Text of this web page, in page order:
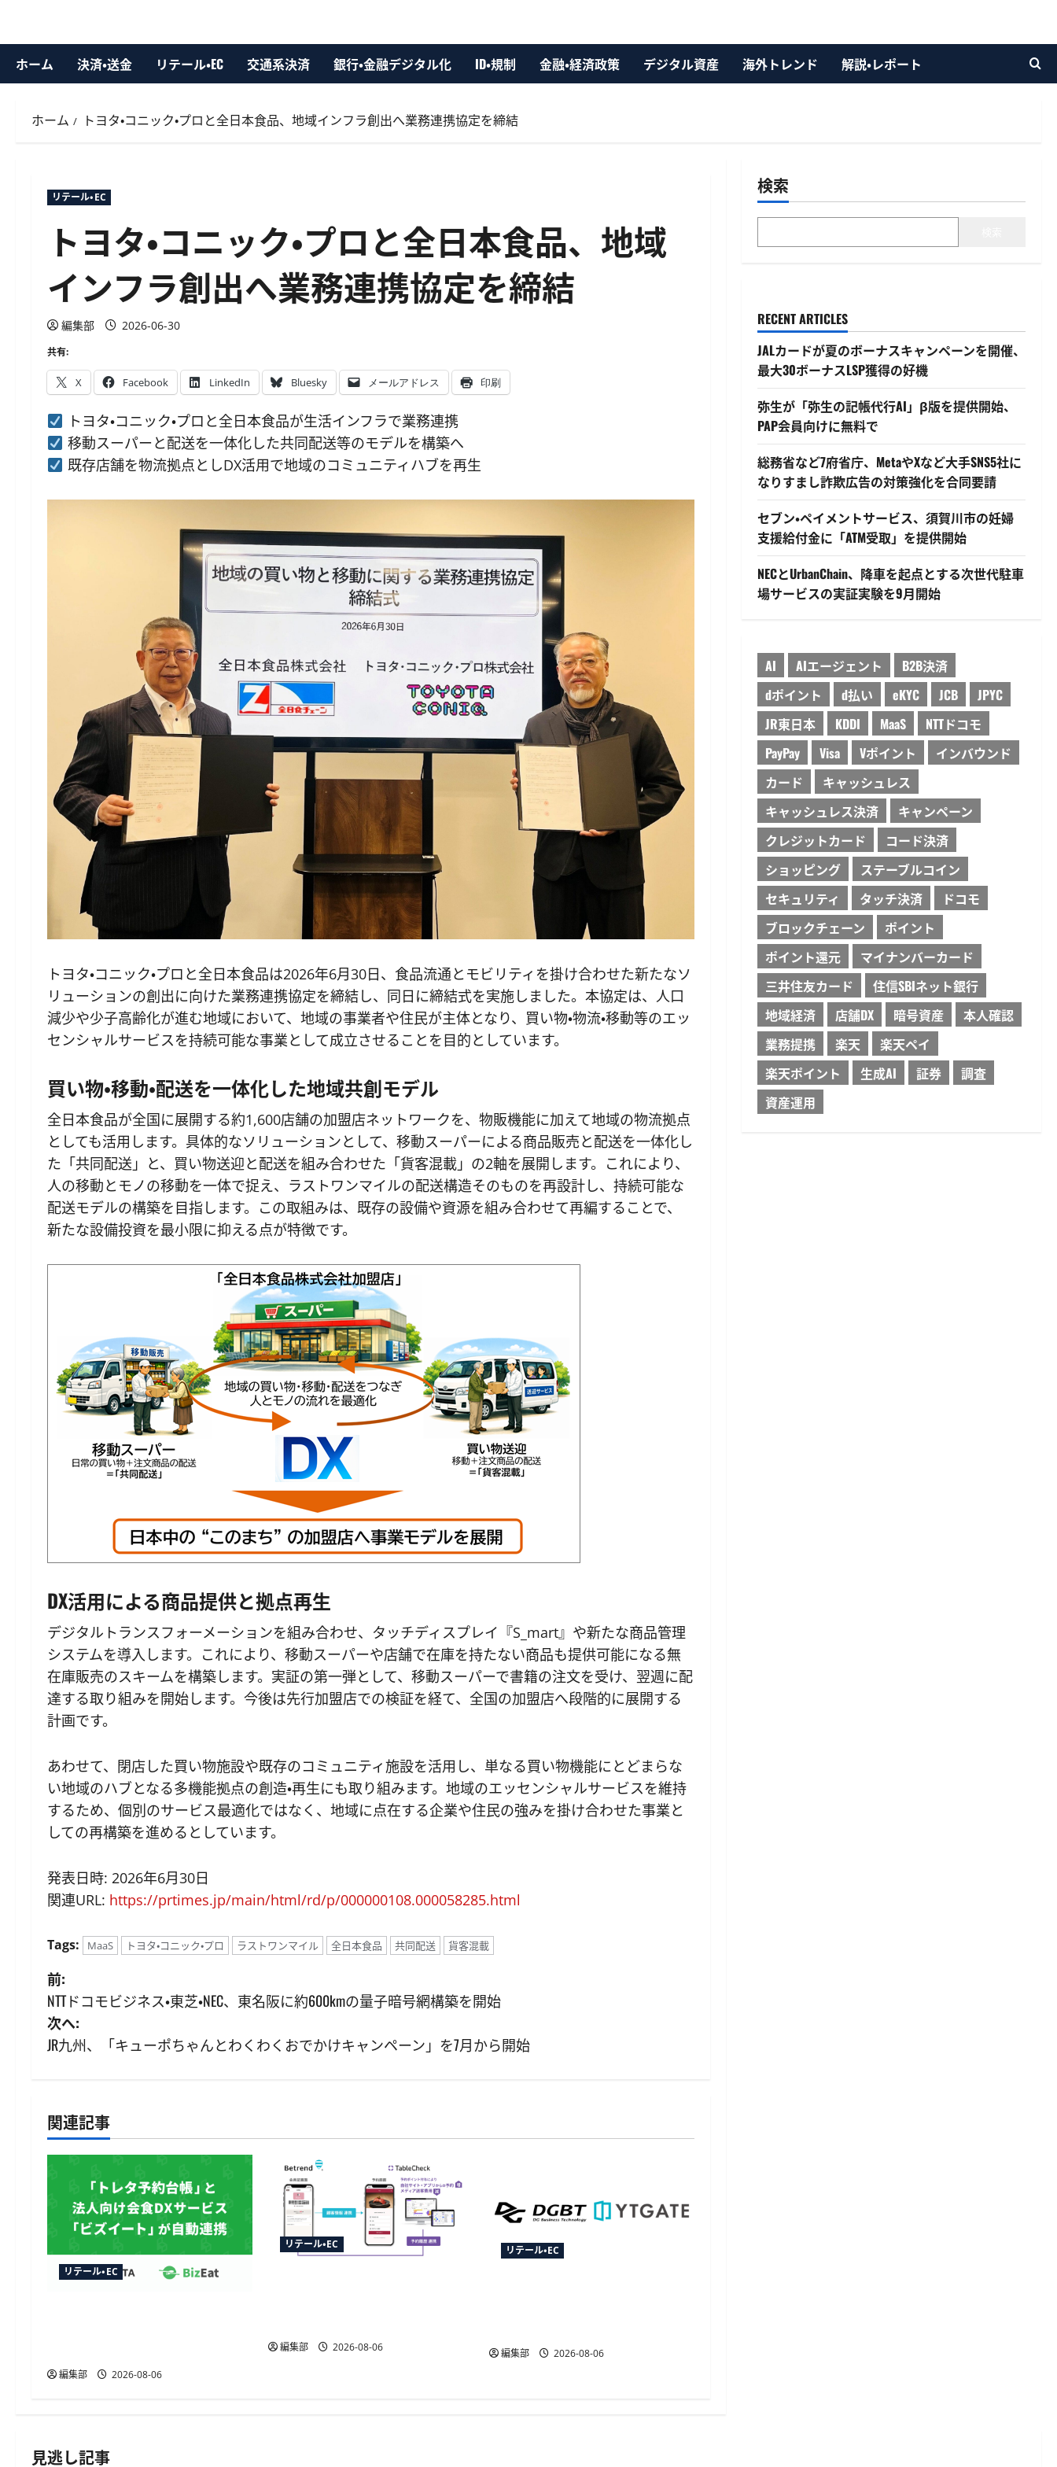
ホーム 決済・送金 リテール・EC 交通系決済 銀行・金融デジタル化 ID・規制 金融・経済政策 デジタル資産 海外トレンド 解説・レポート
ホーム トヨタ・コニック・プロと全日本食品、地域インフラ創出へ業務連携協定を締結
リテール・EC
トヨタ・コニック・プロと全日本食品、地域
インフラ創出へ業務連携協定を締結
編集部 2026-06-30
共有:
X Facebook LinkedIn Bluesky メールアドレス 印刷
トヨタ・コニック・プロと全日本食品が生活インフラで業務連携
移動スーパーと配送を一体化した共同配送等のモデルを構築へ
既存店舗を物流拠点としDX活用で地域のコミュニティハブを再生
トヨタ・コニック・プロと全日本食品は2026年6月30日、食品流通とモビリティを掛け合わせた新たなソ
リューションの創出に向けた業務連携協定を締結し、同日に締結式を実施しました。本協定は、人口
減少や少子高齢化が進む地域において、地域の事業者や住民が主体となり、買い物・物流・移動等のエッ
センシャルサービスを持続可能な事業として成立させることを目的としています。
買い物・移動・配送を一体化した地域共創モデル
全日本食品が全国に展開する約1,600店舗の加盟店ネットワークを、物販機能に加えて地域の物流拠点
としても活用します。具体的なソリューションとして、移動スーパーによる商品販売と配送を一体化し
た「共同配送」と、買い物送迎と配送を組み合わせた「貨客混載」の2軸を展開します。これにより、
人の移動とモノの移動を一体で捉え、ラストワンマイルの配送構造そのものを再設計し、持続可能な
配送モデルの構築を目指します。この取組みは、既存の設備や資源を組み合わせて再編することで、
新たな設備投資を最小限に抑える点が特徴です。
DX活用による商品提供と拠点再生
デジタルトランスフォーメーションを組み合わせ、タッチディスプレイ『S_mart』や新たな商品管理
システムを導入します。これにより、移動スーパーや店舗で在庫を持たない商品も提供可能になる無
在庫販売のスキームを構築します。実証の第一弾として、移動スーパーで書籍の注文を受け、翌週に配
達する取り組みを開始します。今後は先行加盟店での検証を経て、全国の加盟店へ段階的に展開する
計画です。
あわせて、閉店した買い物施設や既存のコミュニティ施設を活用し、単なる買い物機能にとどまらな
い地域のハブとなる多機能拠点の創造・再生にも取り組みます。地域のエッセンシャルサービスを維持
するため、個別のサービス最適化ではなく、地域に点在する企業や住民の強みを掛け合わせた事業と
しての再構築を進めるとしています。
発表日時: 2026年6月30日
関連URL: https://prtimes.jp/main/html/rd/p/000000108.000058285.html
Tags: MaaS トヨタ・コニック・プロ ラストワンマイル 全日本食品 共同配送 貨客混載
投
稿
ナ
ゲ
ー
ン
前:
NTTドコモビジネス・東芝・NEC、東名阪に約600kmの量子暗号網構築を開始
次へ:
JR九州、「キューポちゃんとわくわくおでかけキャンペーン」を7月から開始
関連記事
リテール・EC
編集部 2026-08-06
リテール・EC
編集部 2026-08-06
リテール・EC
編集部 2026-08-06
検索
RECENT ARTICLES
JALカードが夏のボーナスキャンペーンを開催、
最大30ボーナスLSP獲得の好機
弥生が「弥生の記帳代行AI」β版を提供開始、
PAP会員向けに無料で
総務省など7府省庁、MetaやXなど大手SNS5社に
なりすまし詐欺広告の対策強化を合同要請
セブン・ペイメントサービス、須賀川市の妊婦
支援給付金に「ATM受取」を提供開始
NECとUrbanChain、降車を起点とする次世代駐車
場サービスの実証実験を9月開始
AI AIエージェント
B2B決済
dポイント
d払い eKYC JCB
JPYC
JR東日本
KDDI MaaS
NTTドコモ
PayPay
Visa Vポイント
インバウンド
カード
キャッシュレス
キャッシュレス決済
キャンペーン
クレジットカード
コード決済
ショッピング
ステーブルコイン
セキュリティ
タッチ決済
ドコモ
ブロックチェーン
ポイント
ポイント還元
マイナンバーカード
三井住友カード
住信SBIネット銀行
地域経済
店舗DX 暗号資産
本人確認
業務提携
楽天
楽天ペイ
楽天ポイント
生成AI 証券
調査
資産運用
見逃し記事